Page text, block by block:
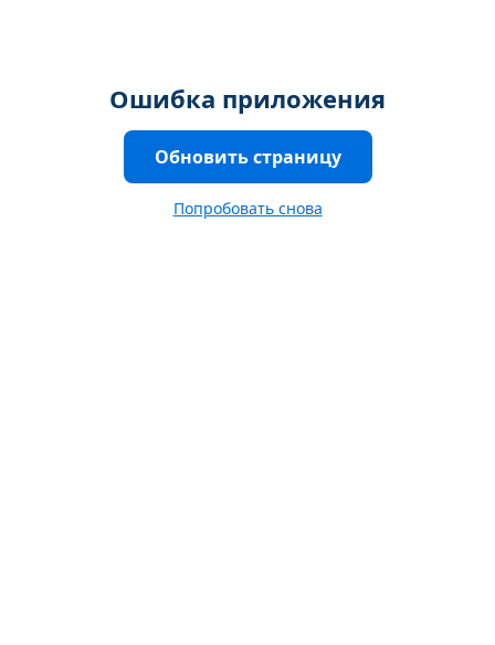
Ошибка приложения
Обновить страницу
Попробовать снова